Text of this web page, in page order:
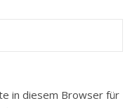
in diesem Browser für